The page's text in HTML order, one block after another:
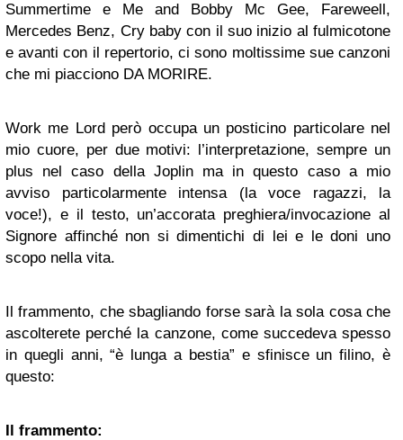
Summertime e Me and Bobby Mc Gee, Fareweell,
Mercedes Benz, Cry baby con il suo inizio al fulmicotone
e avanti con il repertorio, ci sono moltissime sue canzoni
che mi piacciono DA MORIRE.
Work me Lord però occupa un posticino particolare nel
mio cuore, per due motivi: l’interpretazione, sempre un
plus nel caso della Joplin ma in questo caso a mio
avviso particolarmente intensa (la voce ragazzi, la
voce!), e il testo, un’accorata preghiera/invocazione al
Signore affinché non si dimentichi di lei e le doni uno
scopo nella vita.
Il frammento, che sbagliando forse sarà la sola cosa che
ascolterete perché la canzone, come succedeva spesso
in quegli anni, “è lunga a bestia” e sfinisce un filino, è
questo:
Il frammento: